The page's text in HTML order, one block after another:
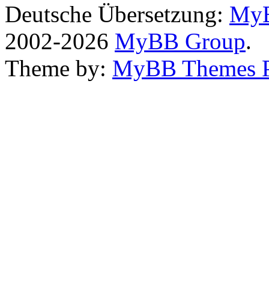
Deutsche Übersetzung:
2002-2026 MyBB Group.
Theme by: MyBB Themes